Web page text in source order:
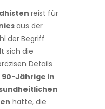
reist für
aus der
der Begriff
sich die
Details
90-Jährige in
hatte, die